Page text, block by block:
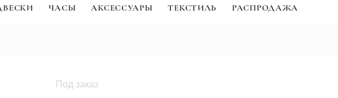
ЧАСЫ АКСЕССУАРЫ ТЕКСТИЛЬ РАСПРОДАЖА
Под заказ